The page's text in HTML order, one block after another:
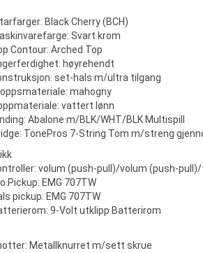
Black Cherry (BCH)
Svart krom
Contour: Arched Top
høyrehendt
set-hals m/ultra tilgang
mahogny
vattert lønn
Abalone m/BLK/WHT/BLK Multispill
TonePros 7-String Tom m/streng
volum (push-pull)/volum (push-
Pickup: EMG 707TW
pickup: EMG 707TW
9-Volt utklipp Batterirom
Metallknurret m/sett skrue